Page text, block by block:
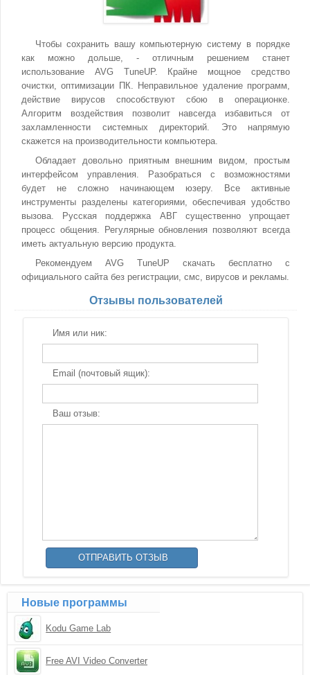
Чтобы сохранить вашу компьютерную систему в порядке
как можно дольше, - отличным решением станет
использование AVG TuneUP. Крайне мощное средство
очистки, оптимизации ПК. Неправильное удаление программ,
действие вирусов способствуют сбою в операционке.
Алгоритм воздействия позволит навсегда избавиться от
захламленности системных директорий. Это напрямую
скажется на производительности компьютера.
Обладает довольно приятным внешним видом, простым
интерфейсом управления. Разобраться с возможностями
будет не сложно начинающем юзеру. Все активные
инструменты разделены категориями, обеспечивая удобство
вызова. Русская поддержка АВГ существенно упрощает
процесс общения. Регулярные обновления позволяют всегда
иметь актуальную версию продукта.
Рекомендуем AVG TuneUP скачать бесплатно с
официального сайта без регистрации, смс, вирусов и рекламы.
Отзывы пользователей
Имя или ник:
Email (почтовый ящик):
Ваш отзыв:
Новые программы
Kodu Game Lab
Free AVI Video Converter